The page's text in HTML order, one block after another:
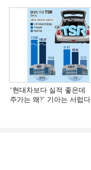
‘현대차보다 실적 좋은데
주가는 왜?ʼ 기아는 서럽다